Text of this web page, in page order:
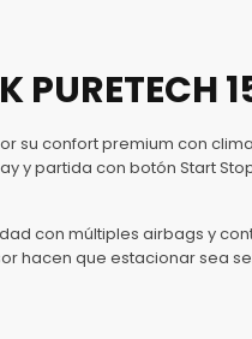
PURETECH
su confort premium con
y partida con botón Start
con múltiples airbags y
hacen que estacionar sea